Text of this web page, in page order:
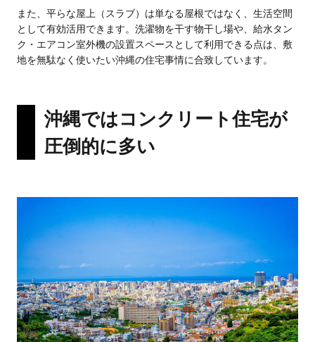
また、平らな屋上（スラブ）は単なる屋根ではなく、生活空間
として有効活用できます。洗濯物を干す物干し場や、給水タン
ク・エアコン室外機の設置スペースとして利用できる点は、敷
地を無駄なく使いたい沖縄の住宅事情に合致しています。
沖縄ではコンクリート住宅が
圧倒的に多い